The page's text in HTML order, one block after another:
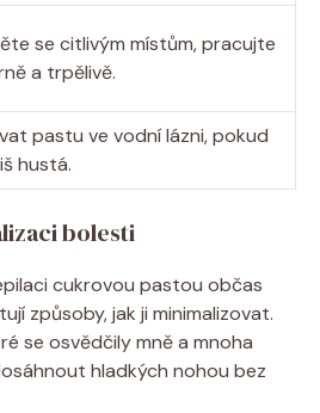
se citlivým místům, pracujte
a trpělivě.
pastu ve vodní lázni, pokud
hustá.
bolesti
cukrovou pastou občas
způsoby, jak ji minimalizovat.
se osvědčily mně a mnoha
hladkých nohou bez